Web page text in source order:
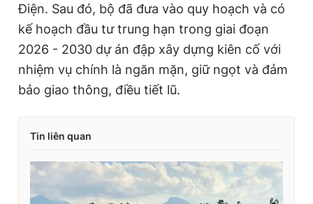
Điện. Sau đó, bộ đã đưa vào quy hoạch và có
kế hoạch đầu tư trung hạn trong giai đoạn
2026 - 2030 dự án đập xây dựng kiên cố với
nhiệm vụ chính là ngăn mặn, giữ ngọt và đảm
bảo giao thông, điều tiết lũ.
Tin liên quan